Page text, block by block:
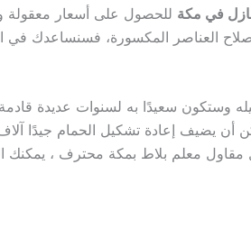
في مكة للحصول على أسعار معقولة
العناصر المكسورة، فسنساعدك في
وستكون سعيدًا به لسنوات عديدة
أن يضيف إعادة تشكيل الحمام جيدًا
معلم بلاط بمكة محترف ، يمكنك